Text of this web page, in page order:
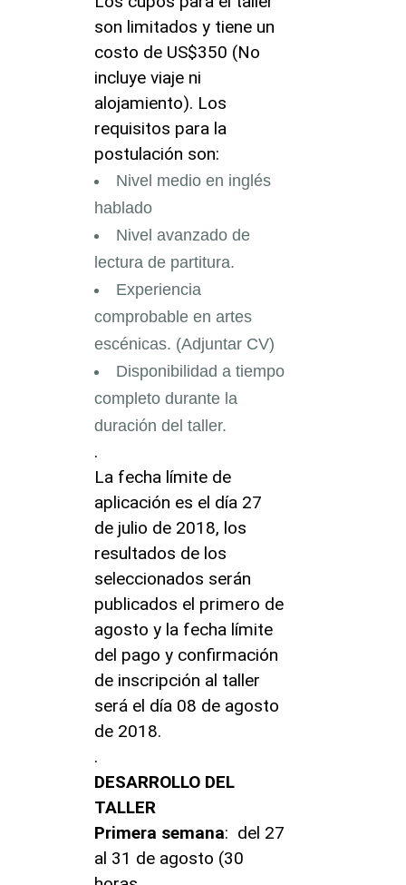
son limitados y tiene un
costo de US$350 (No
incluye viaje ni
alojamiento). Los
requisitos para la
postulación son:
Nivel medio en inglés
hablado
Nivel avanzado de
lectura de partitura.
Experiencia
comprobable en artes
escénicas. (Adjuntar CV)
Disponibilidad a tiempo
completo durante la
duración del taller.
.
La fecha límite de
aplicación es el día 27
de julio de 2018, los
resultados de los
seleccionados serán
publicados el primero de
agosto y la fecha límite
del pago y confirmación
de inscripción al taller
será el día 08 de agosto
de 2018.
.
DESARROLLO DEL
TALLER
Primera semana: del 27
al 31 de agosto (30